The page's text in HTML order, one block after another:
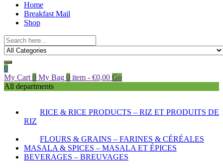
Home
Breakfast Mail
Shop
0
My Cart 0 My Bag 0 item - €0,00 Go
All departments
RICE & RICE PRODUCTS – RIZ ET PRODUITS DE
RIZ
FLOURS & GRAINS – FARINES & CÉRÉALES
MASALA & SPICES – MASALA ET ÉPICES
BEVERAGES – BREUVAGES